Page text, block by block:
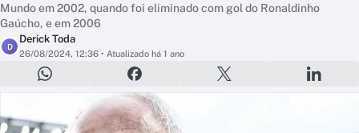
Mundo em 2002, quando foi eliminado com gol do Ronaldinho
Gaúcho, e em 2006
D
Derick Toda
26/08/2024, 12:36 • Atualizado há 1 ano